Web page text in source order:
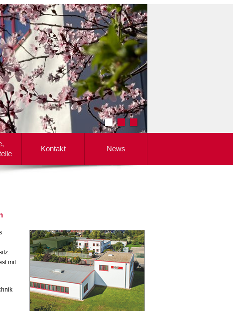
Kontakt News
mit